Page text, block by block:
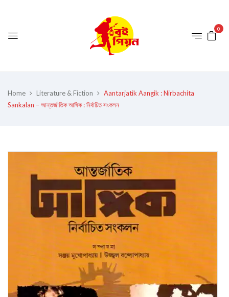
0
Home Literature & Fiction
Aantarjatik Aangik : Nirbachita
Sankalan – আন্তর্জাতিক আঙ্গিক : নির্বাচিত সংকলন